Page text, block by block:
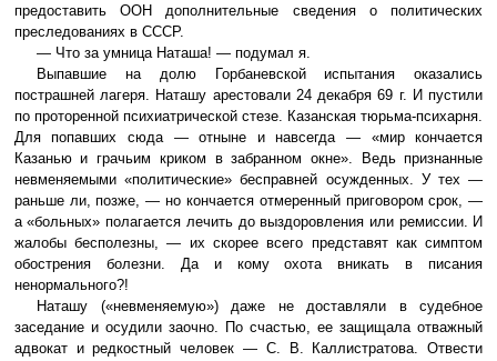
предоставить ООН дополнительные сведения о политических
преследованиях в СССР.
— Что за умница Наташа! — подумал я.
Выпавшие на долю Горбаневской испытания оказались
пострашней лагеря. Наташу арестовали 24 декабря 69 г. И пустили
по проторенной психиатрической стезе. Казанская тюрьма-психарня.
Для попавших сюда — отныне и навсегда — «мир кончается
Казанью и грачьим криком в забранном окне». Ведь признанные
невменяемыми «политические» бесправней осужденных. У тех —
раньше ли, позже, — но кончается отмеренный приговором срок, —
а «больных» полагается лечить до выздоровления или ремиссии. И
жалобы бесполезны, — их скорее всего представят как симптом
обострения болезни. Да и кому охота вникать в писания
ненормального?!
Наташу («невменяемую») даже не доставляли в судебное
заседание и осудили заочно. По счастью, ее защищала отважный
адвокат и редкостный человек — С. В. Каллистратова. Отвести